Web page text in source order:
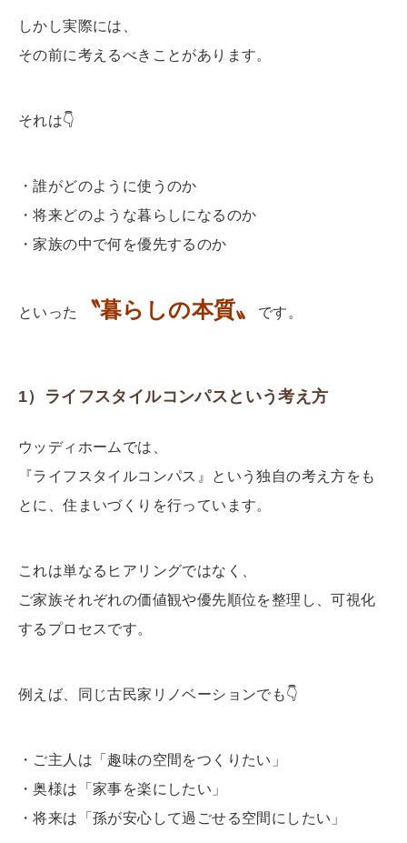
しかし実際には、
その前に考えるべきことがあります。
それは👇
・誰がどのように使うのか
・将来どのような暮らしになるのか
・家族の中で何を優先するのか
といった 〝暮らしの本質〟 です。
1）ライフスタイルコンパスという考え方
ウッディホームでは、
『ライフスタイルコンパス』という独自の考え方をも
とに、住まいづくりを行っています。
これは単なるヒアリングではなく、
ご家族それぞれの価値観や優先順位を整理し、可視化
するプロセスです。
例えば、同じ古民家リノベーションでも👇
・ご主人は「趣味の空間をつくりたい」
・奥様は「家事を楽にしたい」
・将来は「孫が安心して過ごせる空間にしたい」